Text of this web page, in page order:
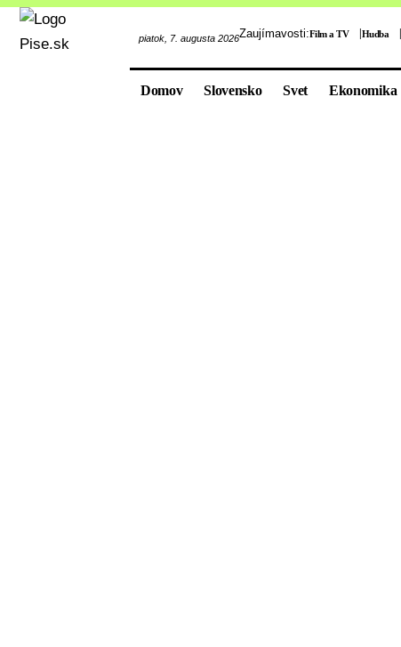
piatok, 7. augusta 2026Zaujímavosti:Film a TV Hudba
Domov Slovensko Svet Ekonomika